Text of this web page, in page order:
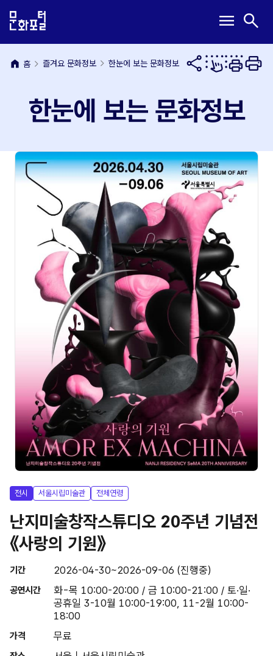
문
내
용
메
뉴
바
메
열
기
menu 검
열
기
search
home 홈 즐겨요 문화정보 한눈에 보는 문화정보
한눈에 보는 문화정보
전시 서울시립미술관 전체연령
난지미술창작스튜디오 20주년 기념전
《사랑의 기원》
기간 2026-04-30~2026-09-06 (진행중)
공연시간
화-목 10:00-20:00 / 금 10:00-21:00 / 토·일·
공휴일 3-10월 10:00-19:00, 11-2월 10:00-
18:00
가격 무료